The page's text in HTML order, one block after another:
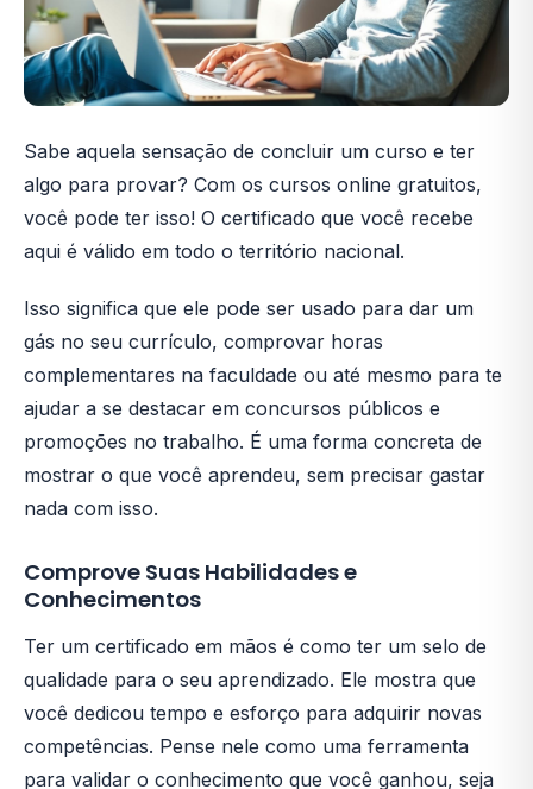
Sabe aquela sensação de concluir um curso e ter
algo para provar? Com os cursos online gratuitos,
você pode ter isso! O certificado que você recebe
aqui é válido em todo o território nacional.
Isso significa que ele pode ser usado para dar um
gás no seu currículo, comprovar horas
complementares na faculdade ou até mesmo para te
ajudar a se destacar em concursos públicos e
promoções no trabalho. É uma forma concreta de
mostrar o que você aprendeu, sem precisar gastar
nada com isso.
Comprove Suas Habilidades e
Conhecimentos
Ter um certificado em mãos é como ter um selo de
qualidade para o seu aprendizado. Ele mostra que
você dedicou tempo e esforço para adquirir novas
competências. Pense nele como uma ferramenta
para validar o conhecimento que você ganhou, seja